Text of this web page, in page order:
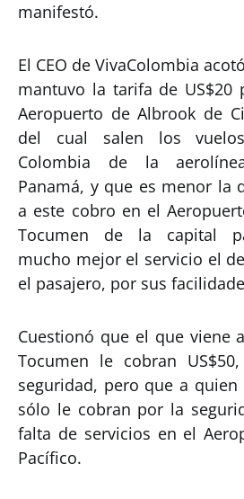
manifestó.
El CEO de VivaColombia
mantuvo la tarifa de US$20
Aeropuerto de Albrook de
del cual salen los
Colombia de la
Panamá, y que es menor la
a este cobro en el
Tocumen de la capital
mucho mejor el servicio el
el pasajero, por sus
Cuestionó que el que viene
Tocumen le cobran
seguridad, pero que a
sólo le cobran por la
falta de servicios en el
Pacífico.